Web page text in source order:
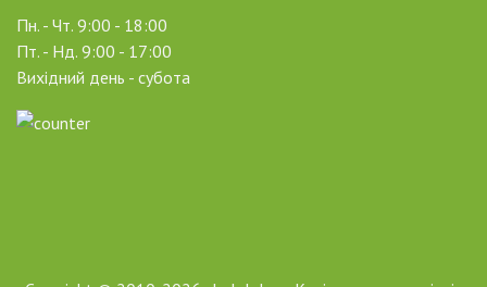
Пн. - Чт. 9:00 - 18:00
Пт. - Нд. 9:00 - 17:00
Вихідний день - субота